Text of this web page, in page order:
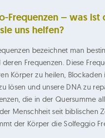
Frequenzen – was ist
uns helfen?
bezeichnet man
Frequenzen. Diese
Körper zu heilen, Blockaden
lösen und unsere DNA zu
die in der Quersumme
Menschheit seit biblischen
der Körper die Solfeggio